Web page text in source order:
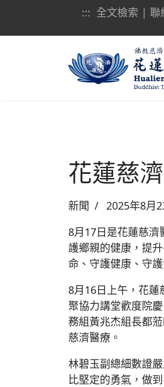
::: 全文檢索 | 聯
花蓮慈
新聞 2025年8月
8月17日是花蓮慈
護鄉親的健康，提
命、守護健康、守
8月16日上午，花蓮
聚協力講堂歡度院
務組黃兆杰組長都
慈濟醫療。
林碧玉副總細數證
比堅定的勇氣，做